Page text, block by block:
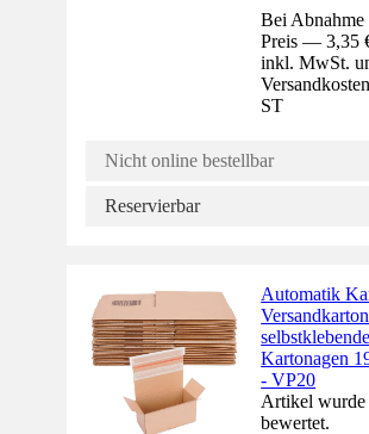
Bei Abnahme
Preis — 3,35
inkl. MwSt.
ST
Nicht online bestellbar
Reservierbar
Automatik
Kartonagen
- VP20
Artikel wurde
bewertet.